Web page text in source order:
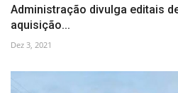
Administração divulga editais
aquisição...
Dez 3, 2021